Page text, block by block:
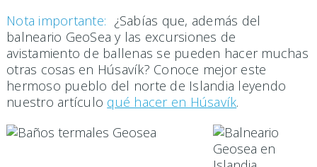
Nota importante: ¿Sabías que, además del
balneario GeoSea y las excursiones de
avistamiento de ballenas se pueden hacer muchas
otras cosas en Húsavík? Conoce mejor este
hermoso pueblo del norte de Islandia leyendo
nuestro artículo qué hacer en Húsavík.